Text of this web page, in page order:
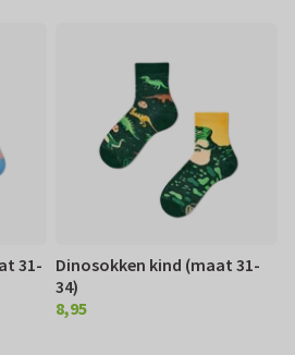
31-
Dinosokken kind (maat 31-
34)
€ 8,95
8,95